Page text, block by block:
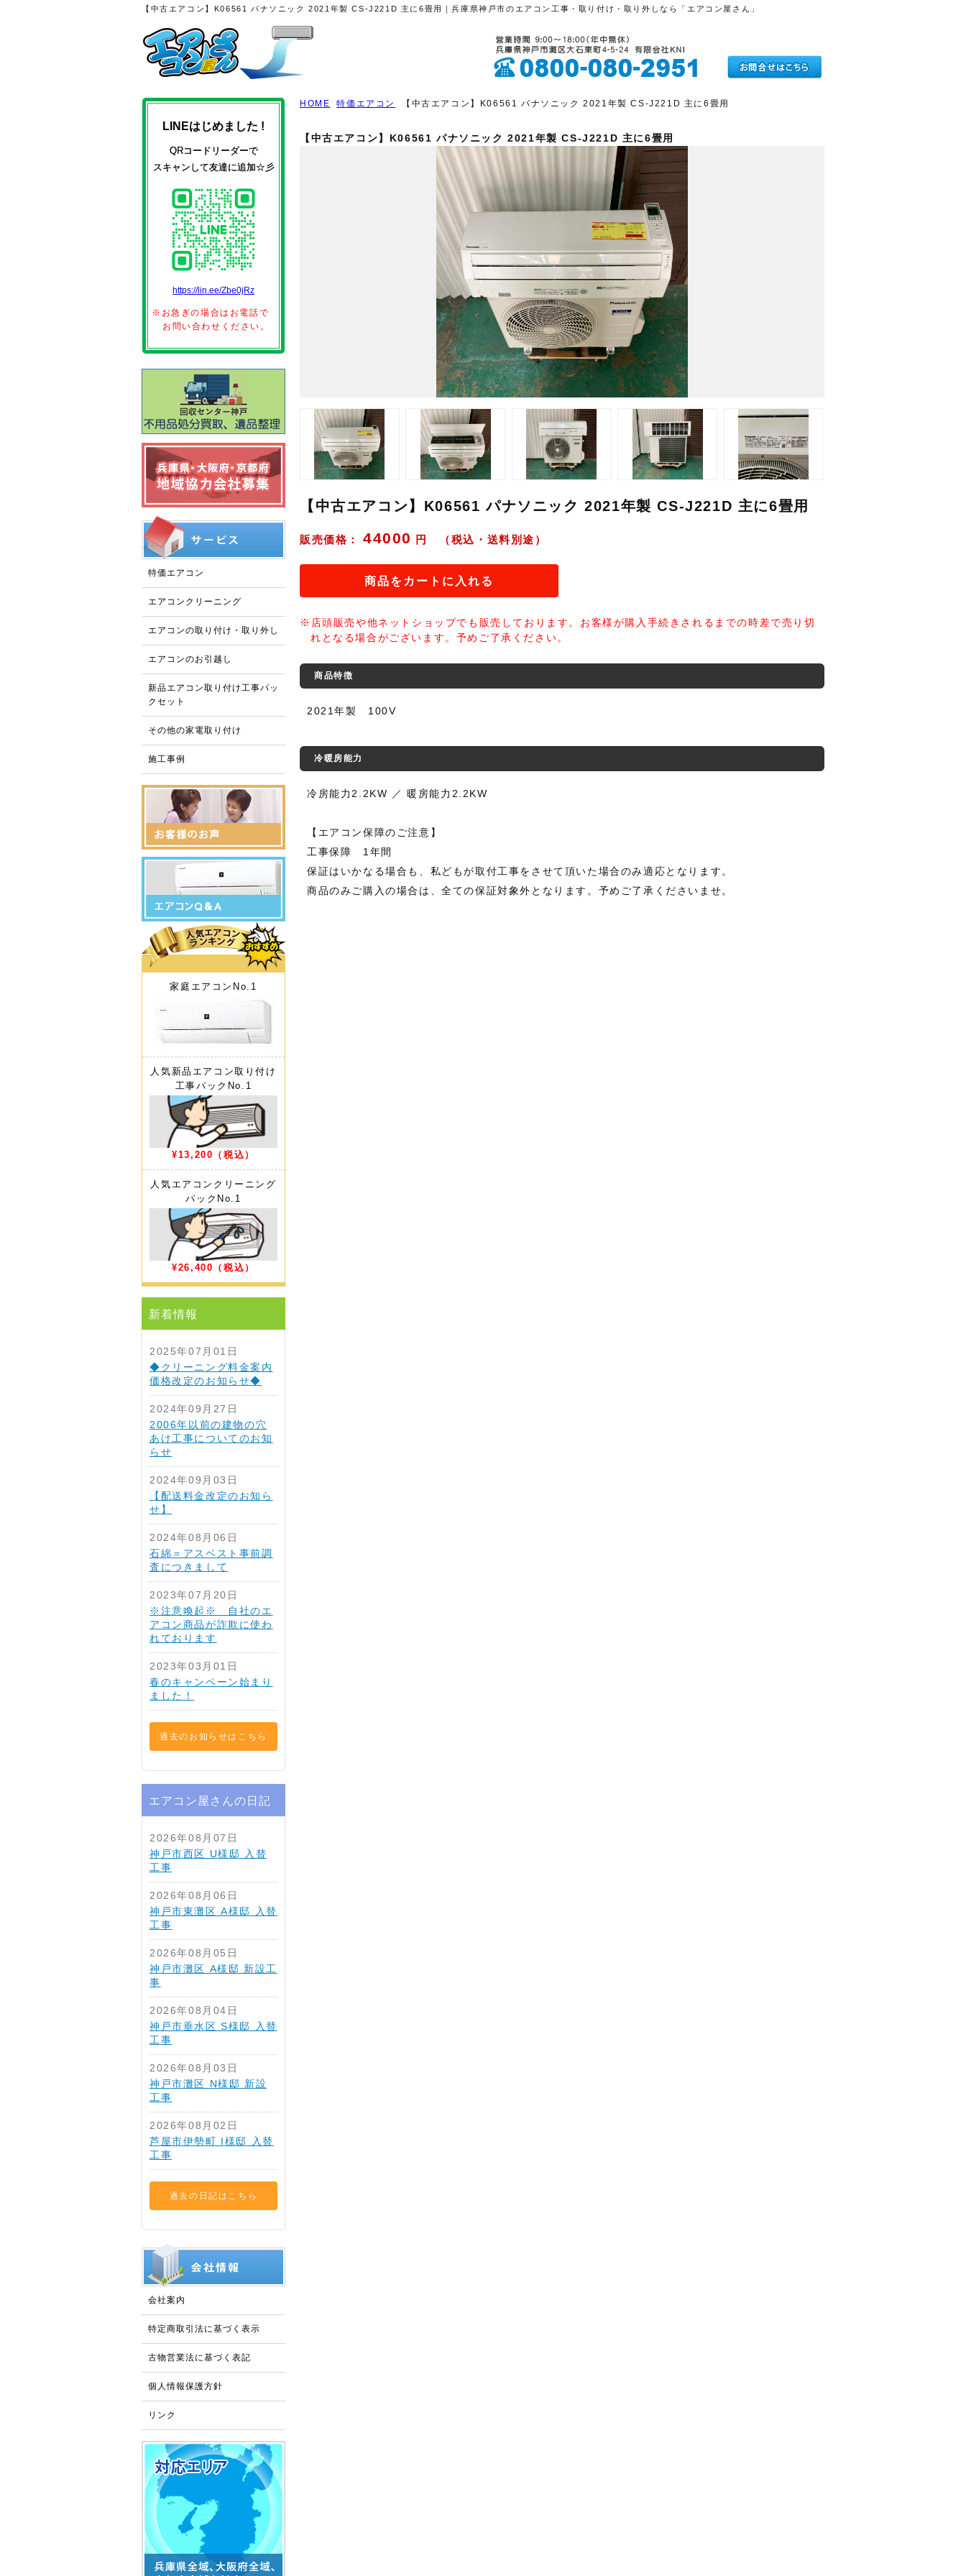
【中古エアコン】K06561 パナソニック 2021年製 CS-J221D 主に6畳用｜兵庫県神戸市のエアコン工事・取り付け・取り外しなら「エアコン屋さん」
HOME 特価エアコン 【中古エアコン】K06561 パナソニック 2021年製 CS-J221D 主に6畳用
【中古エアコン】K06561 パナソニック 2021年製 CS-J221D 主に6畳用
【中古エアコン】K06561 パナソニック 2021年製 CS-J221D 主に6畳用
販売価格： 44000 円 （税込・送料別途）
商品をカートに入れる
※店頭販売や他ネットショップでも販売しております。お客様が購入手続きされるまでの時差で売り切
れとなる場合がございます。予めご了承ください。
商品特徴
2021年製 100V
冷暖房能力
冷房能力2.2KW ／ 暖房能力2.2KW
【エアコン保障のご注意】
工事保障 1年間
保証はいかなる場合も、私どもが取付工事をさせて頂いた場合のみ適応となります。
商品のみご購入の場合は、全ての保証対象外となります。予めご了承くださいませ。
LINEはじめました !
QRコードリーダーで
スキャンして友達に追加☆彡
https://lin.ee/Zbe0jRz
※お急ぎの場合はお電話で
お問い合わせください。
特価エアコン
エアコンクリーニング
エアコンの取り付け・取り外し
エアコンのお引越し
新品エアコン取り付け工事パッ
クセット
その他の家電取り付け
施工事例
家庭エアコン No.1
人気新品エアコン取り付け
工事パック No.1
¥13,200 （税込）
人気エアコンクリーニング
パック No.1
¥26,400 （税込）
新着情報
2025年07月01日
◆クリーニング料金案内
価格改定のお知らせ◆
2024年09月27日
2006年以前の建物の穴
あけ工事についてのお知
らせ
2024年09月03日
【配送料金改定のお知ら
せ】
2024年08月06日
石綿＝アスベスト事前調
査につきまして
2023年07月20日
※注意喚起※ 自社のエ
アコン商品が詐欺に使わ
れております
2023年03月01日
春のキャンペーン始まり
ました！
過去のお知らせはこちら
エアコン屋さんの日記
2026年08月07日
神戸市西区 U様邸 入替
工事
2026年08月06日
神戸市東灘区 A様邸 入替
工事
2026年08月05日
神戸市灘区 A様邸 新設工
事
2026年08月04日
神戸市垂水区 S様邸 入替
工事
2026年08月03日
神戸市灘区 N様邸 新設
工事
2026年08月02日
芦屋市伊勢町 I様邸 入替
工事
過去の日記はこちら
会社案内
特定商取引法に基づく表示
古物営業法に基づく表記
個人情報保護方針
リンク